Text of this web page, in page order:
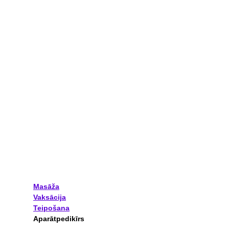
Masāža
Vaksācija
Teipošana
Aparātpedikīrs